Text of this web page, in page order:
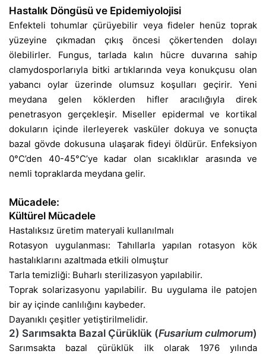
Hastalık Döngüsü ve Epidemiyolojisi
Enfekteli tohumlar çürüyebilir veya fideler henüz toprak
yüzeyine çıkmadan çıkış öncesi çökertenden dolayı
ölebilirler. Fungus, tarlada kalın hücre duvarına sahip
clamydosporlarıyla bitki artıklarında veya konukçusu olan
yabancı oylar üzerinde olumsuz koşulları geçirir. Yeni
meydana gelen köklerden hifler aracılığıyla direk
penetrasyon gerçekleşir. Miseller epidermal ve kortikal
dokuların içinde ilerleyerek vasküler dokuya ve sonuçta
bazal gövde dokusuna ulaşarak fideyi öldürür. Enfeksiyon
0°C’den 40-45°C’ye kadar olan sıcaklıklar arasında ve
nemli topraklarda meydana gelir.
Mücadele:
Kültürel Mücadele
Hastalıksız üretim materyali kullanılmalı
Rotasyon uygulanması: Tahıllarla yapılan rotasyon kök
hastalıklarını azaltmada etkili olmuştur
Tarla temizliği: Buharlı sterilizasyon yapılabilir.
Toprak solarizasyonu yapılabilir. Bu uygulama ile patojen
bir ay içinde canlılığını kaybeder.
Dayanıklı çeşitler yetiştirilmelidir.
2) Sarımsakta Bazal Çürüklük (Fusarium culmorum)
Sarımsakta bazal çürüklük ilk olarak 1976 yılında